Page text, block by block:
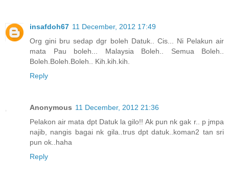
insafdoh67 11 December, 2012 17:49
Org gini bru sedap dgr boleh Datuk.. Cis... Ni Pelakun air
mata Pau boleh... Malaysia Boleh.. Semua Boleh..
Boleh.Boleh.Boleh.. Kih.kih.kih.
Reply
Anonymous 11 December, 2012 21:36
Pelakon air mata dpt Datuk la gilo!! Ak pun nk gak r.. p jmpa
najib, nangis bagai nk gila..trus dpt datuk..koman2 tan sri
pun ok..haha
Reply